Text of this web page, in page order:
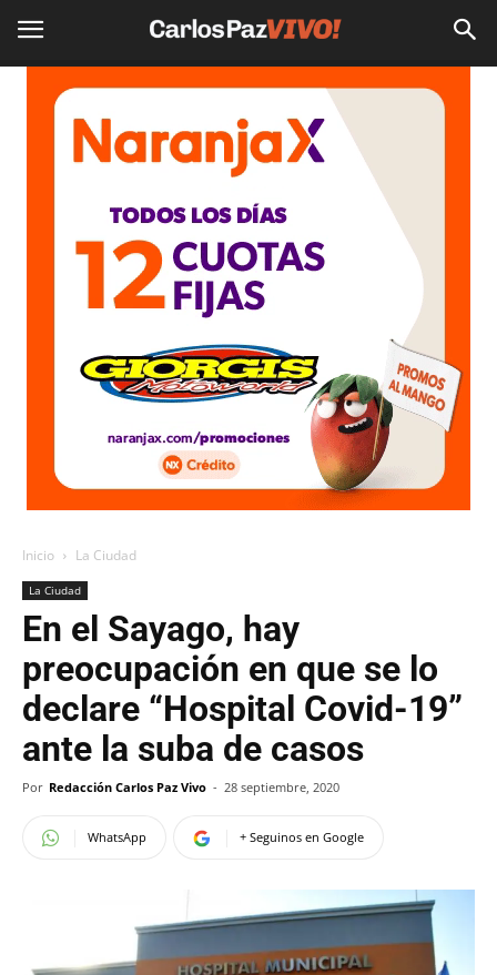
Inicio La Ciudad
La Ciudad
En el Sayago, hay
preocupación en que se lo
declare “Hospital Covid-19”
ante la suba de casos
Por Redacción Carlos Paz Vivo - 28 septiembre, 2020
WhatsApp + Seguinos en Google